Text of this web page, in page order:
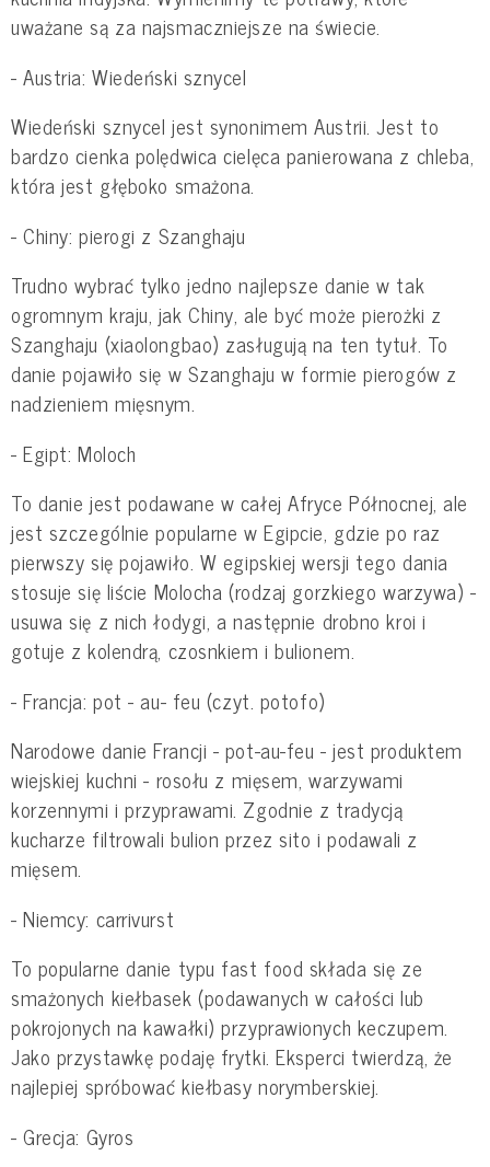
uważane są za najsmaczniejsze na świecie.
- Austria: Wiedeński sznycel
Wiedeński sznycel jest synonimem Austrii. Jest to
bardzo cienka polędwica cielęca panierowana z chleba,
która jest głęboko smażona.
- Chiny: pierogi z Szanghaju
Trudno wybrać tylko jedno najlepsze danie w tak
ogromnym kraju, jak Chiny, ale być może pierożki z
Szanghaju (xiaolongbao) zasługują na ten tytuł. To
danie pojawiło się w Szanghaju w formie pierogów z
nadzieniem mięsnym.
- Egipt: Moloch
To danie jest podawane w całej Afryce Północnej, ale
jest szczególnie popularne w Egipcie, gdzie po raz
pierwszy się pojawiło. W egipskiej wersji tego dania
stosuje się liście Molocha (rodzaj gorzkiego warzywa) -
usuwa się z nich łodygi, a następnie drobno kroi i
gotuje z kolendrą, czosnkiem i bulionem.
- Francja: pot - au- feu (czyt. potofo)
Narodowe danie Francji - pot-au-feu - jest produktem
wiejskiej kuchni - rosołu z mięsem, warzywami
korzennymi i przyprawami. Zgodnie z tradycją
kucharze filtrowali bulion przez sito i podawali z
mięsem.
- Niemcy: carrivurst
To popularne danie typu fast food składa się ze
smażonych kiełbasek (podawanych w całości lub
pokrojonych na kawałki) przyprawionych keczupem.
Jako przystawkę podaję frytki. Eksperci twierdzą, że
najlepiej spróbować kiełbasy norymberskiej.
- Grecja: Gyros